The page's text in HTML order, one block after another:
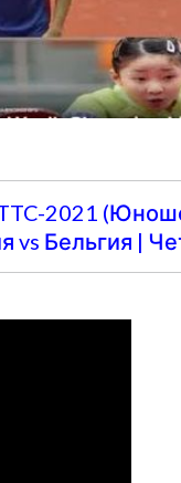
2021
vs Бельгия |